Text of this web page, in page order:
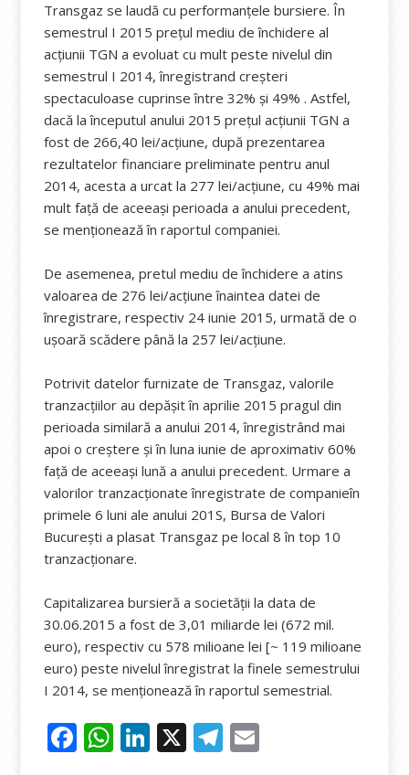
Transgaz se laudă cu performanțele bursiere. În
semestrul I 2015 prețul mediu de închidere al
acțiunii TGN a evoluat cu mult peste nivelul din
semestrul I 2014, înregistrand creșteri
spectaculoase cuprinse între 32% și 49% . Astfel,
dacă la începutul anului 2015 prețul acțiunii TGN a
fost de 266,40 lei/acțiune, după prezentarea
rezultatelor financiare preliminate pentru anul
2014, acesta a urcat la 277 lei/acțiune, cu 49% mai
mult față de aceeași perioada a anului precedent,
se menționează în raportul companiei.
De asemenea, pretul mediu de închidere a atins
valoarea de 276 lei/acțiune înaintea datei de
înregistrare, respectiv 24 iunie 2015, urmată de o
ușoară scădere până la 257 lei/acțiune.
Potrivit datelor furnizate de Transgaz, valorile
tranzacțiilor au depășit în aprilie 2015 pragul din
perioada similară a anului 2014, înregistrând mai
apoi o creștere și în luna iunie de aproximativ 60%
față de aceeași lună a anului precedent. Urmare a
valorilor tranzacționate înregistrate de companieîn
primele 6 luni ale anului 201S, Bursa de Valori
București a plasat Transgaz pe local 8 în top 10
tranzacționare.
Capitalizarea bursieră a societății la data de
30.06.2015 a fost de 3,01 miliarde lei (672 mil.
euro), respectiv cu 578 milioane lei [~ 119 milioane
euro) peste nivelul înregistrat la finele semestrului
I 2014, se menționează în raportul semestrial.
F W Li X T